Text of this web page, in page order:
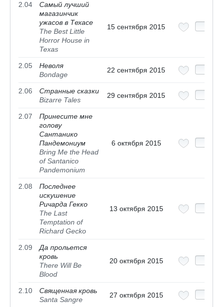
2.04
Самый лучший
магазинчик
ужасов в Техасе
The Best Little
Horror House in
Texas
15 сентября 2015
2.05
Неволя
Bondage
22 сентября 2015
2.06
Странные сказки
Bizarre Tales
29 сентября 2015
2.07
Принесите мне
голову
Сантанико
Пандемониум
Bring Me the Head
of Santanico
Pandemonium
6 октября 2015
2.08
Последнее
искушение
Ричарда Гекко
The Last
Temptation of
Richard Gecko
13 октября 2015
2.09
Да прольется
кровь
There Will Be
Blood
20 октября 2015
2.10
Священная кровь
Santa Sangre
27 октября 2015